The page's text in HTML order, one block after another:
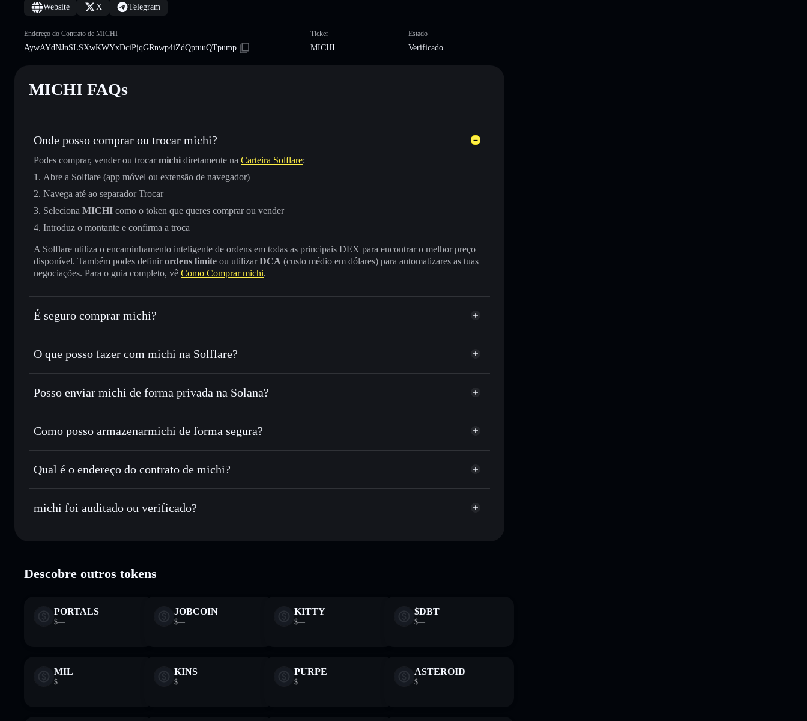
Website X Telegram
Endereço do Contrato de MICHI
AywAYdNJnSLSXwKWYxDciPjqGRnwp4iZdQptuuQTpump
Ticker
MICHI
Estado
Verificado
MICHI FAQs
Onde posso comprar ou trocar michi?
Podes comprar, vender ou trocarmichi diretamente na Carteira Solflare:
Abre a Solflare (app móvel ou extensão de navegador)
Navega até ao separador Trocar
Seleciona MICHI como o token que queres comprar ou vender
Introduz o montante e confirma a troca
A Solflare utiliza o encaminhamento inteligente de ordens em todas as principais DEX para encontrar o melhor preço
disponível. Também podes definirordens limite ou utilizarDCA (custo médio em dólares) para automatizares as tuas
negociações. Para o guia completo, vê Como Comprar michi.
É seguro comprar michi?
michi token verificado
O que posso fazer com michi na Solflare?
michi
Carteira Solflare
Trocar instantaneamente— trocar MICHI por SOL, USDC ou milhares de outros tokens Solana com
Utilizar DCA— investir de forma faseada ao longo do tempo em MICHI
Enviar de forma privada— transferir MICHI sem associar publicamente as carteiras usando o Agregador de
Privacidade integrado da Solflare
Posso enviar michi de forma privada na Solana?
Carteira Solflare Agregador de Privacidade michi
Como posso armazenarmichi de forma segura?
michi carteira não-custodial Solflare
Qual é o endereço do contrato de michi?
michi
AywAYdNJnSLSXwKWYxDciPjqGRnwp4iZdQptuuQTpump
michi foi auditado ou verificado?
Descobre outros tokens
PORTALS
$—
—
JOBCOIN
$—
—
KITTY
$—
—
$DBT
$—
—
MIL
$—
—
KINS
$—
—
PURPE
$—
—
ASTEROID
$—
—